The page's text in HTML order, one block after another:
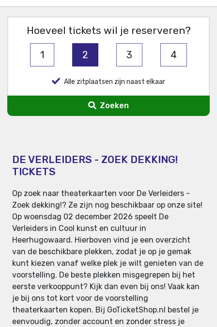
Hoeveel tickets wil je reserveren?
1 2 3 4
Alle zitplaatsen zijn naast elkaar
Zoeken
DE VERLEIDERS - ZOEK DEKKING!
TICKETS
Op zoek naar theaterkaarten voor De Verleiders -
Zoek dekking!? Ze zijn nog beschikbaar op onze site!
Op woensdag 02 december 2026 speelt De
Verleiders in Cool kunst en cultuur in
Heerhugowaard. Hierboven vind je een overzicht
van de beschikbare plekken, zodat je op je gemak
kunt kiezen vanaf welke plek je wilt genieten van de
voorstelling. De beste plekken misgegrepen bij het
eerste verkooppunt? Kijk dan even bij ons! Vaak kan
je bij ons tot kort voor de voorstelling
theaterkaarten kopen. Bij GoTicketShop.nl bestel je
eenvoudig, zonder account en zonder stress je